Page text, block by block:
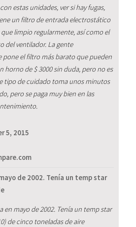
estas unidades, ver si hay fugas,
un filtro de entrada electrostático
limpio regularmente, así como el
del ventilador. La gente
pone el filtro más barato que pueden
horno de $ 3000 sin duda, pero no es
tipo de cuidado toma unos minutos
pero se paga muy bien en las
5, 2015
de 2002. Tenía un temp star
en mayo de 2002. Tenía un temp star
de cinco toneladas de aire